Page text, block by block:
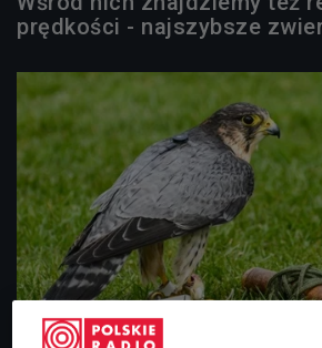
prędkości - najszybsze